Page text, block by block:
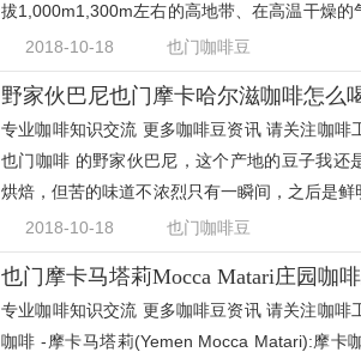
拔1,000m1,300m左右的高地带、在高温干燥
和波旁，
2018-10-18 也门咖啡豆
专业咖啡知识交流 更多咖啡豆资讯 请关注咖啡
也门咖啡 的野家伙巴尼，这个产地的豆子我还
烘焙，但苦的味道不浓烈只有一瞬间，之后是
定的某
2018-10-18 也门咖啡豆
专业咖啡知识交流 更多咖啡豆资讯 请关注咖啡
咖啡 -摩卡马塔莉(Yemen Mocca Matari):摩卡